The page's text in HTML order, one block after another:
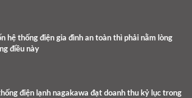
hệ thống điện gia đình an toàn thì phải nằm lòng
điều này
điện lạnh nagakawa đạt doanh thu kỷ lục trong